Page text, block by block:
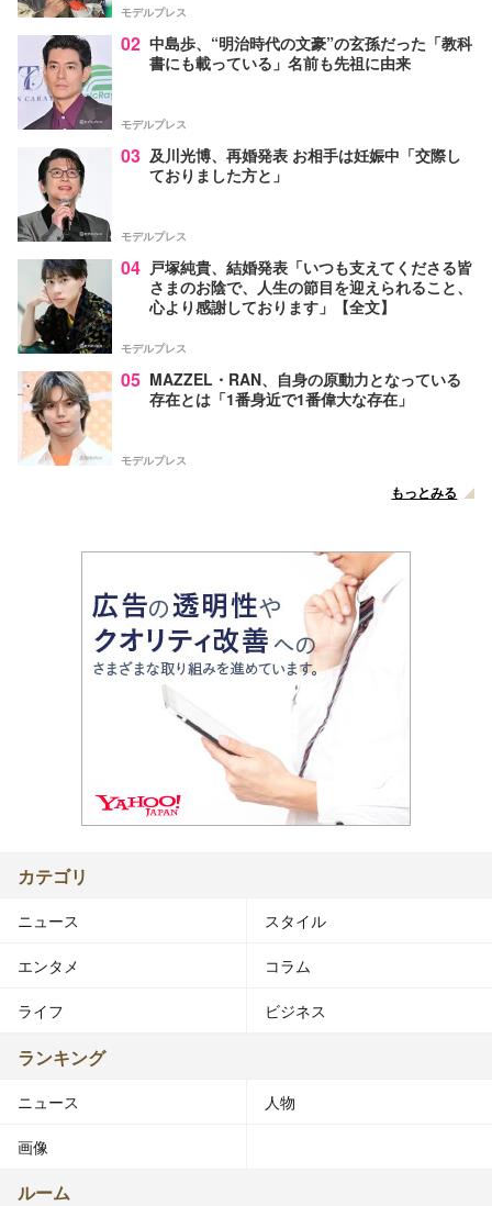
モデルプレス
02 中島歩、“明治時代の文豪”の玄孫だった「教科
書にも載っている」名前も先祖に由来
モデルプレス
03 及川光博、再婚発表 お相手は妊娠中「交際し
ておりました方と」
モデルプレス
04 戸塚純貴、結婚発表「いつも支えてくださる皆
さまのお陰で、人生の節目を迎えられること、
心より感謝しております」【全文】
モデルプレス
05 MAZZEL・RAN、自身の原動力となっている
存在とは「1番身近で1番偉大な存在」
モデルプレス
もっとみる
カテゴリ
ニュース スタイル
エンタメ コラム
ライフ ビジネス
ランキング
ニュース 人物
画像
ルーム